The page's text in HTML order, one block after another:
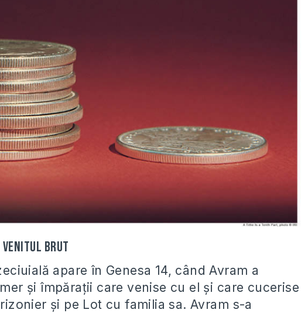
venitul brut
apare în Genesa 14, când Avram a
și împărații care venise cu el și care cucerise
și pe Lot cu familia sa. Avram s-a